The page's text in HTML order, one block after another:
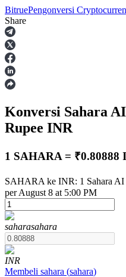
Berjangka
USDT Berjangka
Kontrak berjangka
BitruePengonversi
Share
Konversi Sahara AI
Rupee INR
1 SAHARA = ₹0.80888
SAHARA ke INR: 1 Sahara
per August 8 at 5:00 PM
saharasahara
INR
Membeli sahara (sahara)